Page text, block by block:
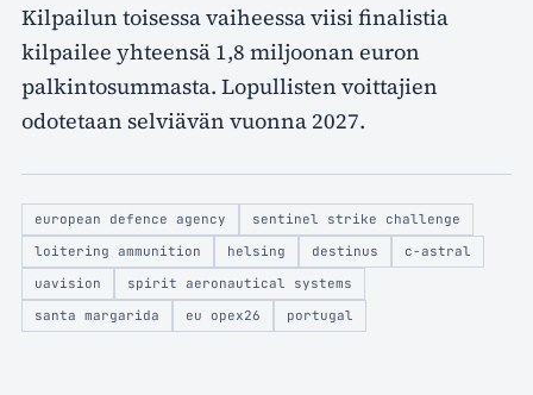
Kilpailun toisessa vaiheessa viisi finalistia
kilpailee yhteensä 1,8 miljoonan euron
palkintosummasta. Lopullisten voittajien
odotetaan selviävän vuonna 2027.
european defence agency
sentinel strike challenge
loitering ammunition
helsing destinus
c-astral
uavision
spirit aeronautical systems
santa margarida
eu opex26 portugal